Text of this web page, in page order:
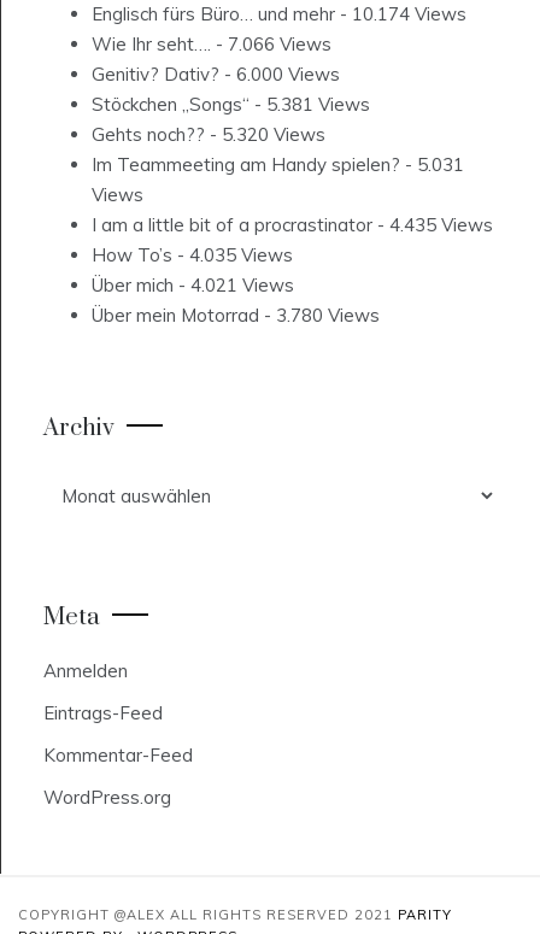
Englisch fürs Büro… und mehr - 10.174 Views
Wie Ihr seht…. - 7.066 Views
Genitiv? Dativ? - 6.000 Views
Stöckchen „Songs“ - 5.381 Views
Gehts noch?? - 5.320 Views
Im Teammeeting am Handy spielen? - 5.031
Views
I am a little bit of a procrastinator - 4.435 Views
How To’s - 4.035 Views
Über mich - 4.021 Views
Über mein Motorrad - 3.780 Views
Archiv
Meta
Anmelden
Eintrags-Feed
Kommentar-Feed
WordPress.org
COPYRIGHT @ALEX ALL RIGHTS RESERVED 2021 PARITY